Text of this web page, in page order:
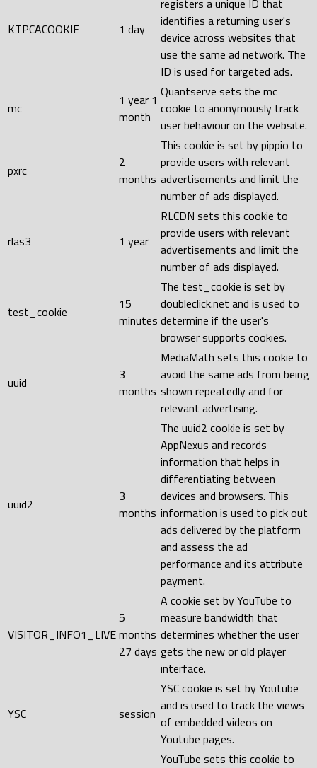
KTPCACOOKIE 1 day
registers a unique ID that
identifies a returning user's
device across websites that
use the same ad network. The
ID is used for targeted ads.
mc
1 year 1
month
Quantserve sets the mc
cookie to anonymously track
user behaviour on the website.
pxrc
2
months
This cookie is set by pippio to
provide users with relevant
advertisements and limit the
number of ads displayed.
rlas3 1 year
RLCDN sets this cookie to
provide users with relevant
advertisements and limit the
number of ads displayed.
test_cookie
15
minutes
The test_cookie is set by
doubleclick.net and is used to
determine if the user's
browser supports cookies.
uuid
3
months
MediaMath sets this cookie to
avoid the same ads from being
shown repeatedly and for
relevant advertising.
uuid2
3
months
The uuid2 cookie is set by
AppNexus and records
information that helps in
differentiating between
devices and browsers. This
information is used to pick out
ads delivered by the platform
and assess the ad
performance and its attribute
payment.
VISITOR_INFO1_LIVE
5
months
27 days
A cookie set by YouTube to
measure bandwidth that
determines whether the user
gets the new or old player
interface.
YSC session
YSC cookie is set by Youtube
and is used to track the views
of embedded videos on
Youtube pages.
YouTube sets this cookie to